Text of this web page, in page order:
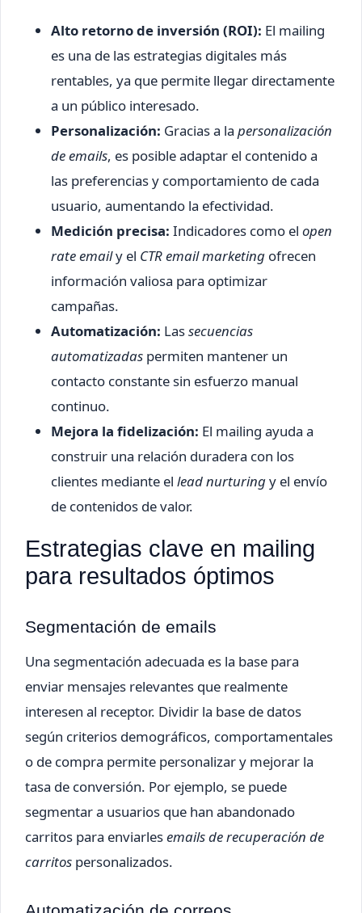
Alto retorno de inversión (ROI): El mailing
es una de las estrategias digitales más
rentables, ya que permite llegar directamente
a un público interesado.
Personalización: Gracias a la personalización
de emails, es posible adaptar el contenido a
las preferencias y comportamiento de cada
usuario, aumentando la efectividad.
Medición precisa: Indicadores como el open
rate emaily el CTR email marketing ofrecen
información valiosa para optimizar
campañas.
Automatización: Lassecuencias
automatizadas permiten mantener un
contacto constante sin esfuerzo manual
continuo.
Mejora la fidelización: El mailing ayuda a
construir una relación duradera con los
clientes mediante el lead nurturingy el envío
de contenidos de valor.
Estrategias clave en mailing
para resultados óptimos
Segmentación de emails
Una segmentación adecuada es la base para
enviar mensajes relevantes que realmente
interesen al receptor. Dividir la base de datos
según criterios demográficos, comportamentales
o de compra permite personalizar y mejorar la
tasa de conversión. Por ejemplo, se puede
segmentar a usuarios que han abandonado
carritos para enviarlesemails de recuperación de
carritos personalizados.